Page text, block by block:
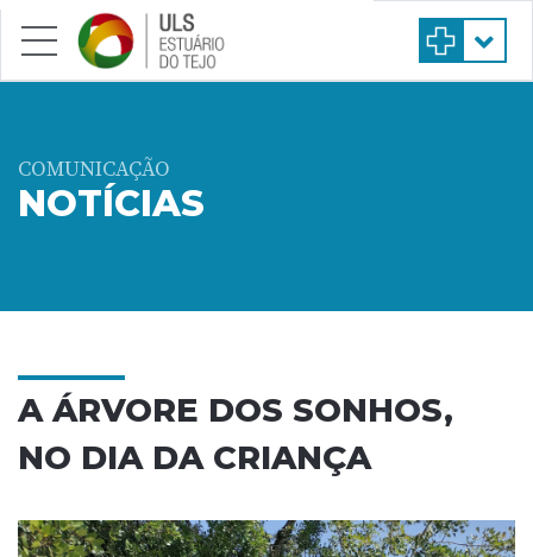
Saltar para conteúdo principal
COMUNICAÇÃO
NOTÍCIAS
A ÁRVORE DOS SONHOS,
NO DIA DA CRIANÇA